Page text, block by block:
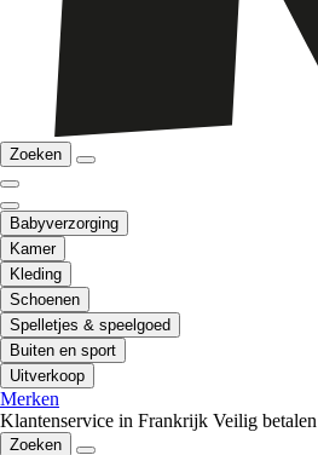
Zoeken
Babyverzorging
Kamer
Kleding
Schoenen
Spelletjes & speelgoed
Buiten en sport
Uitverkoop
Merken
Klantenservice in Frankrijk Veilig betalen
Zoeken